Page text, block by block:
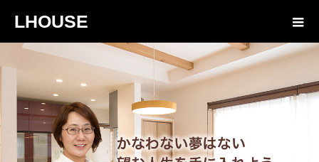
LHOUSE